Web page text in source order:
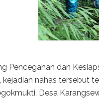
Pencegahan dan
kejadian nahas tersebut
Desa